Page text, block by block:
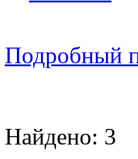
Подробный
Найдено: 3